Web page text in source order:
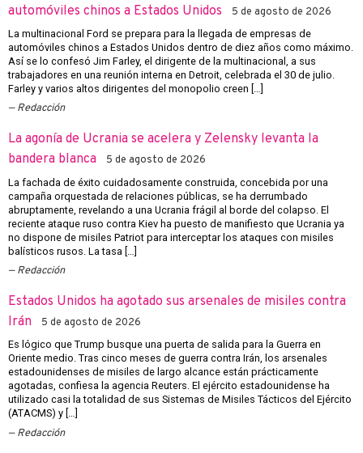
automóviles chinos a Estados Unidos
5 de agosto de 2026
La multinacional Ford se prepara para la llegada de empresas de
automóviles chinos a Estados Unidos dentro de diez años como máximo.
Así se lo confesó Jim Farley, el dirigente de la multinacional, a sus
trabajadores en una reunión interna en Detroit, celebrada el 30 de julio.
Farley y varios altos dirigentes del monopolio creen […]
Redacción
La agonía de Ucrania se acelera y Zelensky levanta la
bandera blanca
5 de agosto de 2026
La fachada de éxito cuidadosamente construida, concebida por una
campaña orquestada de relaciones públicas, se ha derrumbado
abruptamente, revelando a una Ucrania frágil al borde del colapso. El
reciente ataque ruso contra Kiev ha puesto de manifiesto que Ucrania ya
no dispone de misiles Patriot para interceptar los ataques con misiles
balísticos rusos. La tasa […]
Redacción
Estados Unidos ha agotado sus arsenales de misiles contra
Irán
5 de agosto de 2026
Es lógico que Trump busque una puerta de salida para la Guerra en
Oriente medio. Tras cinco meses de guerra contra Irán, los arsenales
estadounidenses de misiles de largo alcance están prácticamente
agotadas, confiesa la agencia Reuters. El ejército estadounidense ha
utilizado casi la totalidad de sus Sistemas de Misiles Tácticos del Ejército
(ATACMS) y […]
Redacción